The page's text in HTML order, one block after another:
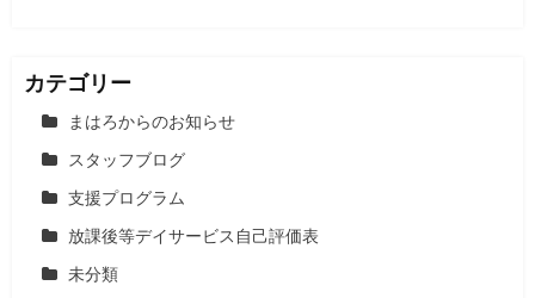
カテゴリー
まはろからのお知らせ
スタッフブログ
支援プログラム
放課後等デイサービス自己評価表
未分類